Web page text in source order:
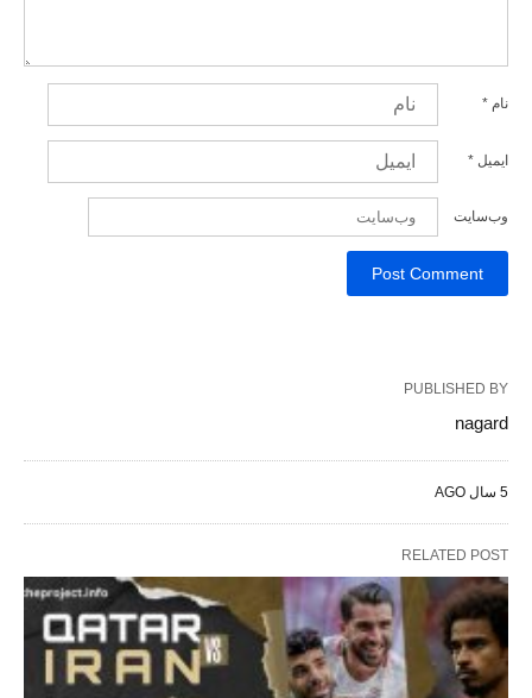
نام *
ایمیل *
وب‌سایت
PUBLISHED BY
nagard
5 سال AGO
RELATED POST